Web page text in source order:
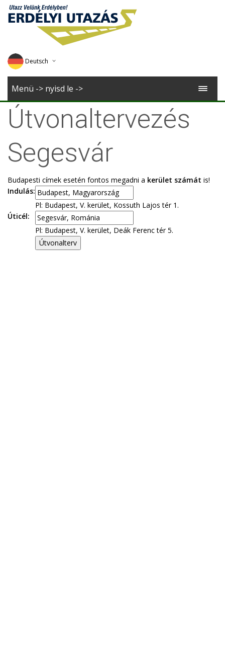
Deutsch
English
Romana
Menü -> nyisd le ->
Útvonaltervezés
Segesvár
Budapesti címek esetén fontos megadni a kerület számát is!
Indulás:
Pl: Budapest, V. kerület, Kossuth Lajos tér 1.
Úticél:
Pl: Budapest, V. kerület, Deák Ferenc tér 5.